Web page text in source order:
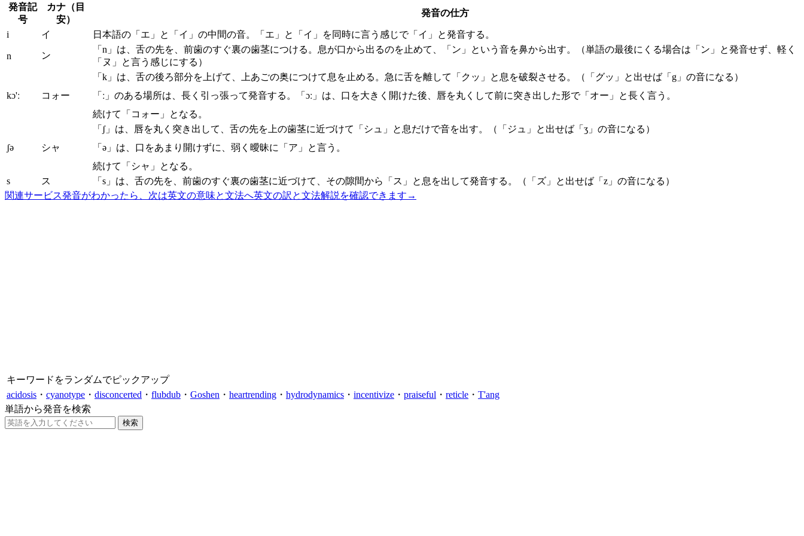
発音記
号
カナ（目
安）
発音の仕方
i イ 日本語の「エ」と「イ」の中間の音。「エ」と「イ」を同時に言う感じで「イ」と発音する。
n ン
「n」は、舌の先を、前歯のすぐ裏の歯茎につける。息が口から出るのを止めて、「ン」という音を鼻から出す。（単語の最後にくる場合は「ン」と発音せず、軽く
「ヌ」と言う感じにする）
kɔ'ː コォー
「k」は、舌の後ろ部分を上げて、上あごの奥につけて息を止める。急に舌を離して「クッ」と息を破裂させる。（「グッ」と出せば「g」の音になる）
「ː」のある場所は、長く引っ張って発音する。「ɔː」は、口を大きく開けた後、唇を丸くして前に突き出した形で「オー」と長く言う。
続けて「コォー」となる。
ʃə シャ
「ʃ」は、唇を丸く突き出して、舌の先を上の歯茎に近づけて「シュ」と息だけで音を出す。（「ジュ」と出せば「ʒ」の音になる）
「ə」は、口をあまり開けずに、弱く曖昧に「ア」と言う。
続けて「シャ」となる。
s
ス
「s」は、舌の先を、前歯のすぐ裏の歯茎に近づけて、その隙間から「ス」と息を出して発音する。（「ズ」と出せば「z」の音になる）
関連サービス発音がわかったら、次は英文の意味と文法へ英文の訳と文法解説を確認できます →
キーワードをランダムでピックアップ
acidosis ・ cyanotype ・ disconcerted ・ flubdub ・ Goshen ・ heartrending ・ hydrodynamics ・ incentivize ・ praiseful ・ reticle ・ T'ang
単語から発音を検索